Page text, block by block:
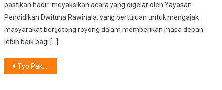
pastikan hadir meyaksikan acara yang digelar oleh Yayasan
Pendidikan Dwituna Rawinala, yang bertujuan untuk mengajak
masyarakat bergotong royong dalam memberikan masa depan
lebih baik bagi […]
Post
Tyo Pakusadewo & Friends, Plus..